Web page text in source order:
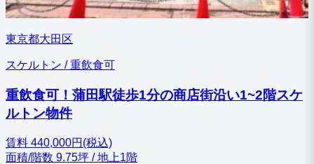
東京都大田区
スケルトン / 重飲食可
重飲食可！蒲田駅徒歩1分の商店街沿い1~2階スケ
ルトン物件
賃料 440,000円(税込)
面積/階数 9.75坪 / 地上1階